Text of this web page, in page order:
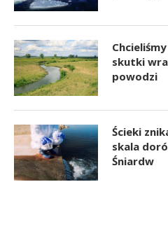
skutki
powodzi
Ścieki
skala
Śniardw